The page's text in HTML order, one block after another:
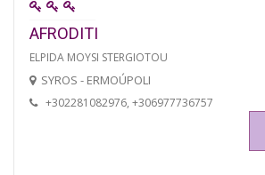
AFRODITI
ELPIDA MOYSI STERGIOTOU
SYROS - ERMOÚPOLI
+302281082976, +306977736757